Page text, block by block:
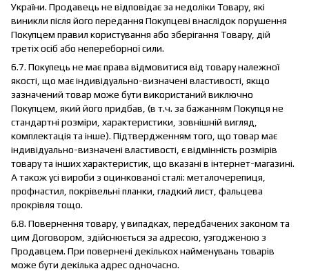
України. Продавець не відповідає за недоліки Товару, які
виникли після його передання Покупцеві внаслідок порушення
Покупцем правил користування або зберігання Товару, дій
третіх осіб або непереборної сили.
6.7. Покупець не має права відмовитися від товару належної
якості, що має індивідуально-визначені властивості, якщо
зазначений товар може бути використаний виключно
Покупцем, який його придбав, (в т.ч. за бажанням Покупця не
стандартні розміри, характеристики, зовнішній вигляд,
комплектація та інше). Підтвердженням того, що товар має
індивідуально-визначені властивості, є відмінність розмірів
товару та інших характеристик, що вказані в інтернет-магазині.
А також усі вироби з оцинкованої сталі: металочерепиця,
профнастил, покрівельні планки, гладкий лист, фальцева
прокрівля тощо.
6.8. Повернення товару, у випадках, передбачених законом та
цим Договором, здійснюється за адресою, узгодженою з
Продавцем. При повернені декількох найменувань товарів
може бути декілька адрес одночасно.